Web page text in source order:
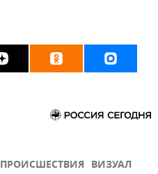
ПРОИСШЕСТВИЯ ВИЗУАЛ